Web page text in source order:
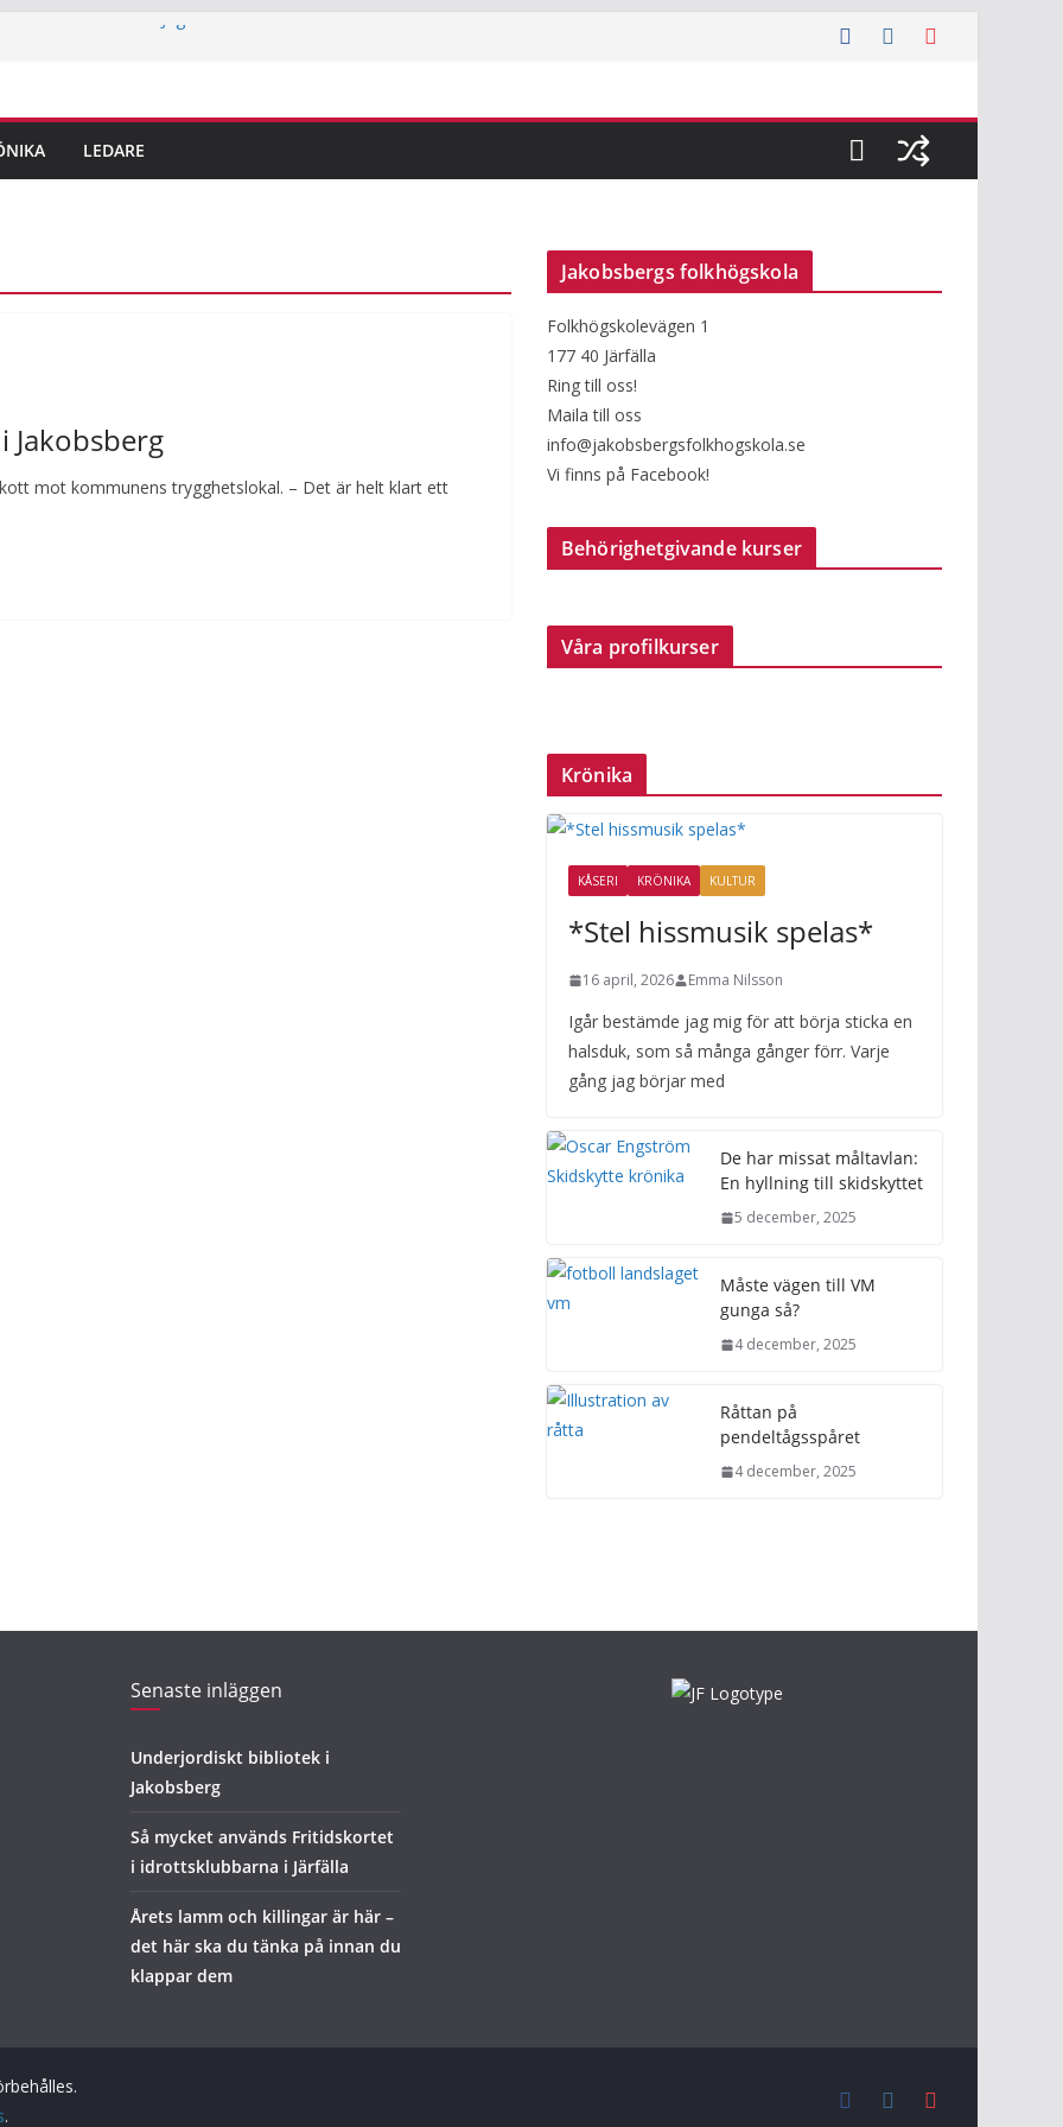
med Tourettes: “Jag är också bara
är här – det här ska du tänka på
reporter testar parkour
LEDARE
Jakobsberg
mot kommunens trygghetslokal. – Det är helt klart ett
Jakobsbergs folkhögskola
Folkhögskolevägen 1
177 40 Järfälla
Ring till oss!
Maila till oss
info@jakobsbergsfolkhogskola.se
Vi finns på Facebook!
Behörighetgivande kurser
Våra profilkurser
Krönika
KÅSERI KRÖNIKA KULTUR
*Stel hissmusik spelas*
16 april, 2026 Emma Nilsson
Igår bestämde jag mig för att börja sticka en
halsduk, som så många gånger förr. Varje
gång jag börjar med
De har missat måltavlan:
En hyllning till skidskyttet
5 december, 2025
Måste vägen till VM
gunga så?
4 december, 2025
Råttan på
pendeltågsspåret
4 december, 2025
Senaste inläggen
Underjordiskt bibliotek i
Jakobsberg
Så mycket används Fritidskortet
i idrottsklubbarna i Järfälla
Årets lamm och killingar är här –
det här ska du tänka på innan du
klappar dem
.